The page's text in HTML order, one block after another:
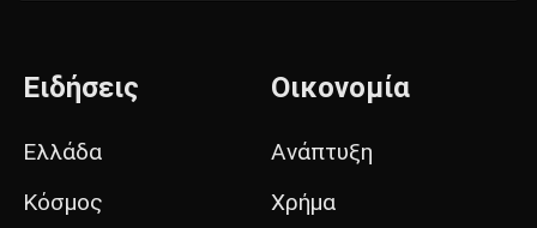
Ειδήσεις
Ελλάδα
Κόσμος
Οικονομία
Ανάπτυξη
Χρήμα